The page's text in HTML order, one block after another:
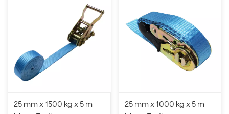
25 mm x 1500 kg x 5 m
25 mm x 1000 kg x 5 m